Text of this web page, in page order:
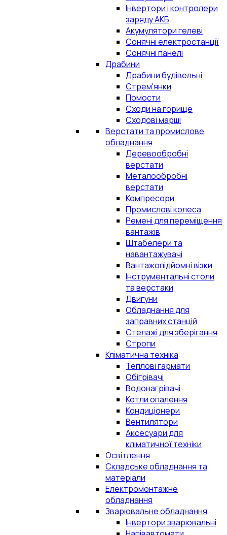
Інвертори і контролери
заряду АКБ
Акумулятори гелеві
Сонячні електростанції
Сонячні панелі
Драбини
Драбини будівельні
Стрем'янки
Помости
Сходи на горище
Сходові марші
Верстати та промислове
обладнання
Деревообробні
верстати
Металообробні
верстати
Компресори
Промислові колеса
Ремені для переміщення
вантажів
Штабелери та
навантажувачі
Вантажопідйомні візки
Інструментальні столи
та верстаки
Двигуни
Обладнання для
заправних станцій
Стелажі для зберігання
Стропи
Кліматична техніка
Теплові гармати
Обігрівачі
Водонагрівачі
Котли опалення
Кондиціонери
Вентилятори
Аксесуари для
кліматичної техніки
Освітлення
Складське обладнання та
матеріали
Електромонтажне
обладнання
Зварювальне обладнання
Інвертори зварювальні